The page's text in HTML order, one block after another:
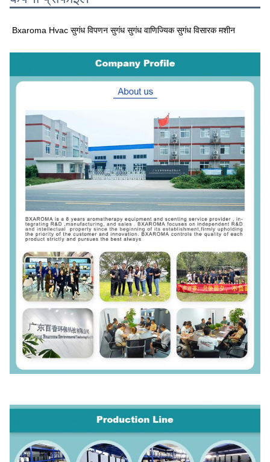
Bxaroma Hvac सुगंध विपणन सुगंध सुगंध वाणिज्यिक सुगंध विसारक मशीन